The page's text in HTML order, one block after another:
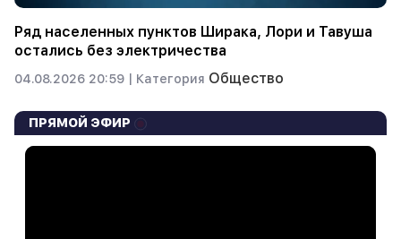
Ряд населенных пунктов Ширака, Лори и Тавуша
остались без электричества
04.08.2026 20:59 | Категория Общество
ПРЯМОЙ ЭФИР